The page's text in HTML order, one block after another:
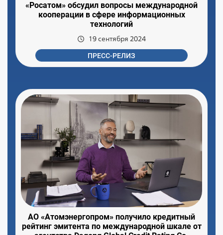
«Росатом» обсудил вопросы международной
кооперации в сфере информационных
технологий
19 сентября 2024
ПРЕСС-РЕЛИЗ
АО «Атомэнергопром» получило кредитный
рейтинг эмитента по международной шкале от